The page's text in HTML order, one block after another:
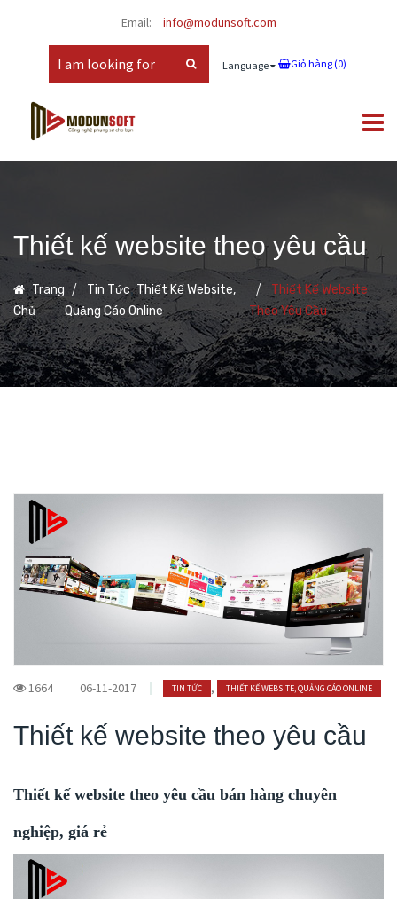
Email: info@modunsoft.com
Language Giỏ hàng (0)
Thiết kế website theo yêu cầu
Trang
Chủ
Tin Tức,Thiết Kế Website,
Quảng Cáo Online
Thiết Kế Website
Theo Yêu Cầu
1664 06-11-2017 TIN TỨC , THIẾT KẾ WEBSITE, QUẢNG CÁO ONLINE
Thiết kế website theo yêu cầu
Thiết kế website theo yêu cầu bán hàng chuyên
nghiệp, giá rẻ